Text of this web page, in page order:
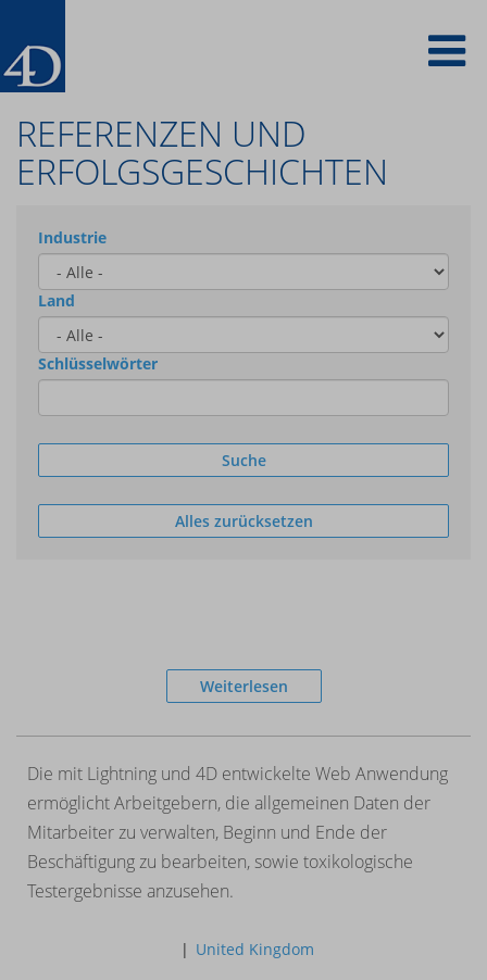
Inhalt
REFERENZEN UND
ERFOLGSGESCHICHTEN
Industrie
Land
Schlüsselwörter
Suche
Alles zurücksetzen
Weiterlesen
Die mit Lightning und 4D entwickelte Web Anwendung
ermöglicht Arbeitgebern, die allgemeinen Daten der
Mitarbeiter zu verwalten, Beginn und Ende der
Beschäftigung zu bearbeiten, sowie toxikologische
Testergebnisse anzusehen.
United Kingdom